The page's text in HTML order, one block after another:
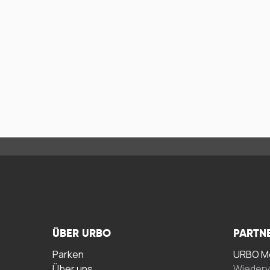
ÜBER URBO
Parken
URBO